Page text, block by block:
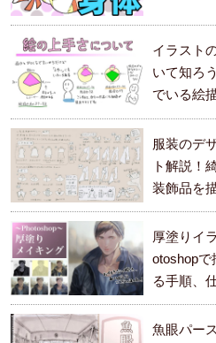
イラスト
いて知ろ
でいる絵
服装のデ
ト解説！
装飾品を
厚塗りイ
otoshop
る手順、
ます。
魚眼パー